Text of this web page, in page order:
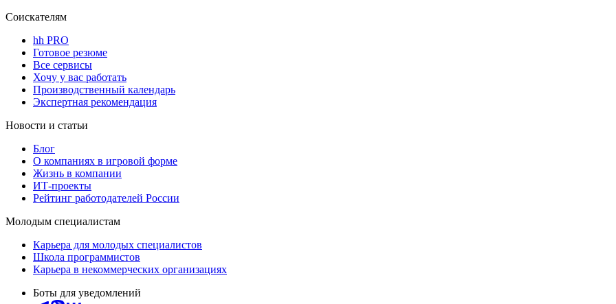
Соискателям
hh PRO
Готовое резюме
Все сервисы
Хочу у вас работать
Производственный календарь
Экспертная рекомендация
Новости и статьи
Блог
О компаниях в игровой форме
Жизнь в компании
ИТ-проекты
Рейтинг работодателей России
Молодым специалистам
Карьера для молодых специалистов
Школа программистов
Карьера в некоммерческих организациях
Боты для уведомлений